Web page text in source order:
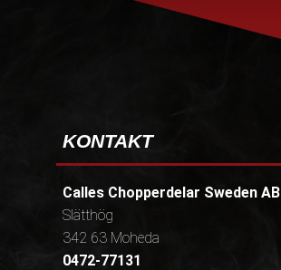
KONTAKT
Calles Chopperdelar Sweden AB
Slätthög
342 63 Moheda
0472-77131